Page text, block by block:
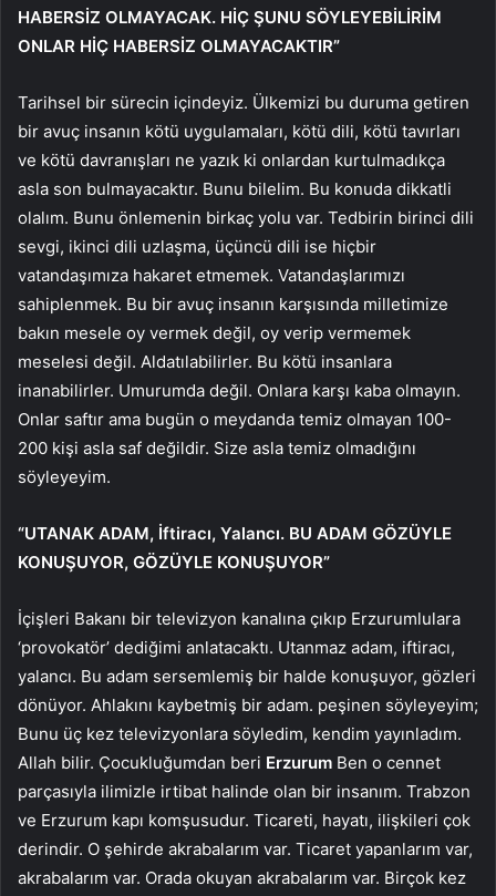
HABERSİZ OLMAYACAK. HİÇ ŞUNU SÖYLEYEBİLİRİM
ONLAR HİÇ HABERSİZ OLMAYACAKTIR”
Tarihsel bir sürecin içindeyiz. Ülkemizi bu duruma getiren
bir avuç insanın kötü uygulamaları, kötü dili, kötü tavırları
ve kötü davranışları ne yazık ki onlardan kurtulmadıkça
asla son bulmayacaktır. Bunu bilelim. Bu konuda dikkatli
olalım. Bunu önlemenin birkaç yolu var. Tedbirin birinci dili
sevgi, ikinci dili uzlaşma, üçüncü dili ise hiçbir
vatandaşımıza hakaret etmemek. Vatandaşlarımızı
sahiplenmek. Bu bir avuç insanın karşısında milletimize
bakın mesele oy vermek değil, oy verip vermemek
meselesi değil. Aldatılabilirler. Bu kötü insanlara
inanabilirler. Umurumda değil. Onlara karşı kaba olmayın.
Onlar saftır ama bugün o meydanda temiz olmayan 100-
200 kişi asla saf değildir. Size asla temiz olmadığını
söyleyeyim.
“UTANAK ADAM, İftiracı, Yalancı. BU ADAM GÖZÜYLE
KONUŞUYOR, GÖZÜYLE KONUŞUYOR”
İçişleri Bakanı bir televizyon kanalına çıkıp Erzurumlulara
‘provokatör’ dediğimi anlatacaktı. Utanmaz adam, iftiracı,
yalancı. Bu adam sersemlemiş bir halde konuşuyor, gözleri
dönüyor. Ahlakını kaybetmiş bir adam. peşinen söyleyeyim;
Bunu üç kez televizyonlara söyledim, kendim yayınladım.
Allah bilir. Çocukluğumdan beri Erzurum Ben o cennet
parçasıyla ilimizle irtibat halinde olan bir insanım. Trabzon
ve Erzurum kapı komşusudur. Ticareti, hayatı, ilişkileri çok
derindir. O şehirde akrabalarım var. Ticaret yapanlarım var,
akrabalarım var. Orada okuyan akrabalarım var. Birçok kez